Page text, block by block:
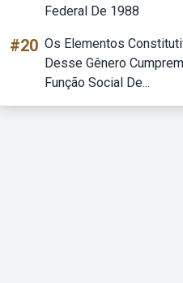
Federal De 1988
#20 Os Elementos
Desse Gênero
Função Social De...